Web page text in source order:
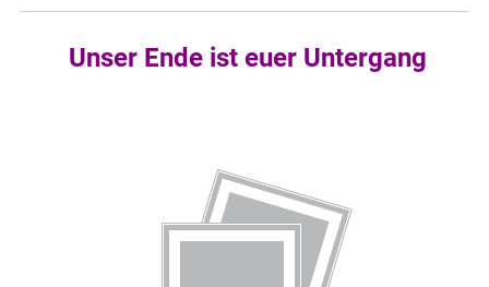
Unser Ende ist euer Untergang